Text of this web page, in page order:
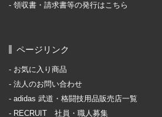
領収書・請求書等の発行はこちら
ページリンク
お気に入り商品
法人のお問い合わせ
adidas 武道・格闘技用品販売店一覧
RECRUIT 社員・職人募集